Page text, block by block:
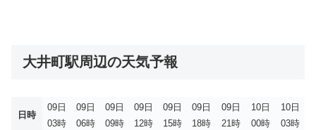
大井町駅周辺の天気予報
日時
09日
03時
09日
06時
09日
09時
09日
12時
09日
15時
09日
18時
09日
21時
10日
00時
10日
03時